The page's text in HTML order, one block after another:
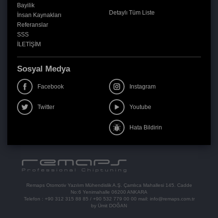
Bayilik
İnsan Kaynakları
Referanslar
SSS
İLETİŞİM
Detaylı Tüm Liste
Sosyal Medya
Facebook Instagram
Twitter Youtube
Hata Bildirin
Remaps Otomotiv Yazılım Mühendislik A.Ş. Çamlıca Mahallesi 145. Cadde
No:6 Yenimahalle 06200 ANKARA
Telefon : +90 312 315 88 85 / +90 532 779 00 00 mail: info@remaps.com.tr
by Ümit DOĞAN